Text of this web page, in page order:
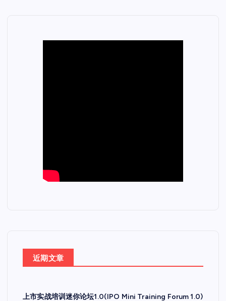
近期文章
上市实战培训迷你论坛1.0(IPO Mini Training Forum 1.0)